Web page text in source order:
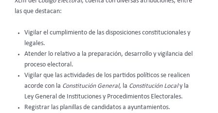
las que destacan:
Vigilar el cumplimiento de las disposiciones constitucionales y
legales.
Atender lo relativo a la preparación, desarrollo y vigilancia del
proceso electoral.
Vigilar que las actividades de los partidos políticos se realicen
acorde con la Constitución General, la Constitución Localy la
Ley General de Instituciones y Procedimientos Electorales.
Registrar las planillas de candidatos a ayuntamientos.